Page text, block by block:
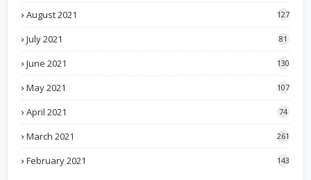
August 2021 127
July 2021 81
June 2021 130
May 2021 107
April 2021 74
March 2021 261
February 2021 143